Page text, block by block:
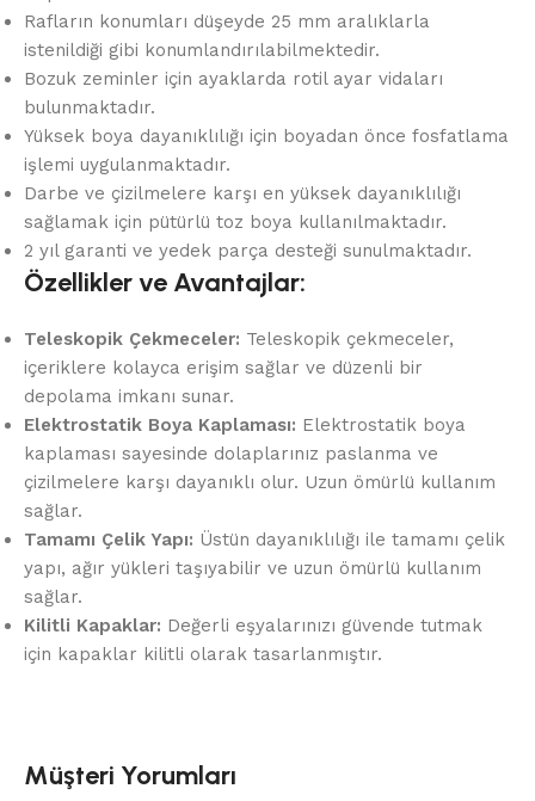
Rafların konumları düşeyde 25 mm aralıklarla
istenildiği gibi konumlandırılabilmektedir.
Bozuk zeminler için ayaklarda rotil ayar vidaları
bulunmaktadır.
Yüksek boya dayanıklılığı için boyadan önce fosfatlama
işlemi uygulanmaktadır.
Darbe ve çizilmelere karşı en yüksek dayanıklılığı
sağlamak için pütürlü toz boya kullanılmaktadır.
2 yıl garanti ve yedek parça desteği sunulmaktadır.
Özellikler ve Avantajlar:
Teleskopik Çekmeceler: Teleskopik çekmeceler,
içeriklere kolayca erişim sağlar ve düzenli bir
depolama imkanı sunar.
Elektrostatik Boya Kaplaması: Elektrostatik boya
kaplaması sayesinde dolaplarınız paslanma ve
çizilmelere karşı dayanıklı olur. Uzun ömürlü kullanım
sağlar.
Tamamı Çelik Yapı: Üstün dayanıklılığı ile tamamı çelik
yapı, ağır yükleri taşıyabilir ve uzun ömürlü kullanım
sağlar.
Kilitli Kapaklar: Değerli eşyalarınızı güvende tutmak
için kapaklar kilitli olarak tasarlanmıştır.
Müşteri Yorumları